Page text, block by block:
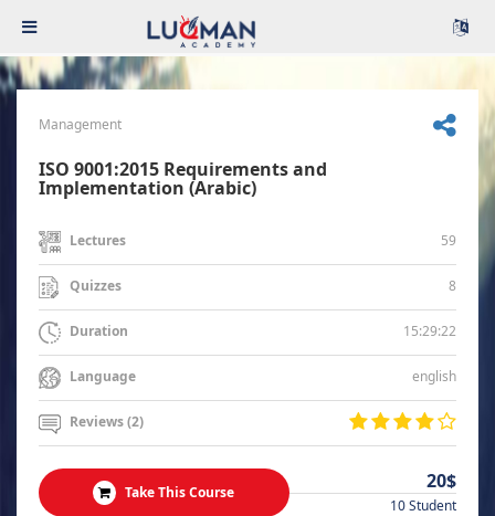
Management
ISO 9001:2015 Requirements and
Implementation (Arabic)
Lectures 59
Quizzes 8
Duration 15:29:22
Language english
Reviews (2)
Take This Course 20$
10 Student